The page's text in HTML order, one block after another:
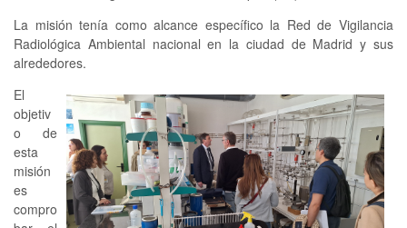
La misión tenía como alcance específico la Red de Vigilancia
Radiológica Ambiental nacional en la ciudad de Madrid y sus
alrededores.
El
objetiv
o de
esta
misión
es
compro